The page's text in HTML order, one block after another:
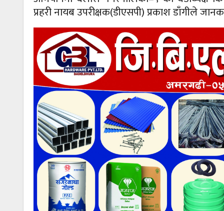
प्रहरी नायब उपरीक्षक(डीएसपी) प्रकाश डाँगीले